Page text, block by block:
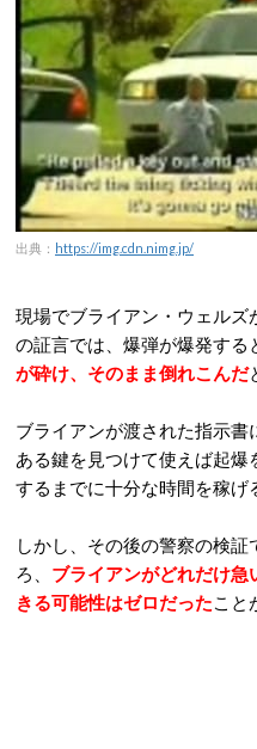
出典： https://img.cdn.nimg.jp/
現場でブライアン・ウェルズ
の証言では、爆弾が爆発する
が砕け、そのまま倒れこんだ
ブライアンが渡された指示
ある鍵を見つけて使えば起
するまでに十分な時間を稼げ
しかし、その後の警察の検
ろ、 ブライアンがどれだけ
きる可能性はゼロだったこと